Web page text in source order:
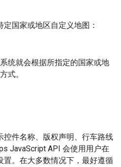
国家或地区自定义地图：
统就会根据所指定的国家或地
式。
控件名称、版权声明、行车路线
JavaScript API 会使用用户在
置。在大多数情况下，最好遵循